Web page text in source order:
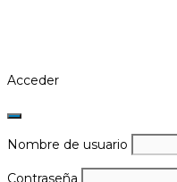
Acceder
Nombre de usuario
Contraseña